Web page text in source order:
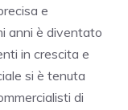
e
anni è diventato
in crescita e
si è tenuta
di